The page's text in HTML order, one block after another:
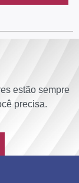
estão sempre
precisa.